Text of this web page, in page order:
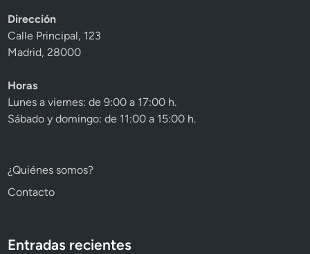
Dirección
Calle Principal, 123
Madrid, 28000
Horas
Lunes a viernes: de 9:00 a 17:00 h.
Sábado y domingo: de 11:00 a 15:00 h.
¿Quiénes somos?
Contacto
Entradas recientes